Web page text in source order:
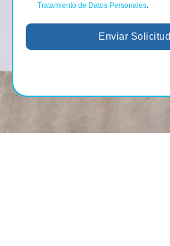
Tratamiento de Datos Personales
Enviar Solicitud